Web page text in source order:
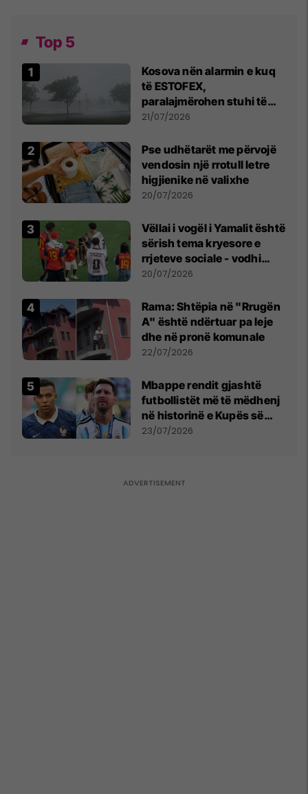
Top 5
Kosova nën alarmin e kuq
të ESTOFEX,
paralajmërohen stuhi të
fuqishme me breshër dhe
21/07/2026
Pse udhëtarët me përvojë
vendosin një rrotull letre
higjienike në valixhe
20/07/2026
Vëllai i vogël i Yamalit është
sërish tema kryesore e
rrjeteve sociale - vodhi
vëmendjen pas finales së
20/07/2026
Rama: Shtëpia në "Rrugën
A" është ndërtuar pa leje
dhe në pronë komunale
22/07/2026
Mbappe rendit gjashtë
futbollistët më të mëdhenj
në historinë e Kupës së
Botës, Messi mbetet i dyti
23/07/2026